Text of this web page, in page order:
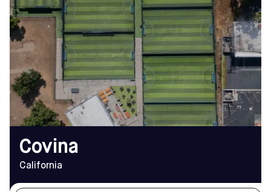
HORARIO DE
APERTURA
De lunes a viernes
14.00 h - 22.00 h
Sáb-Dom
de 8.00 a 20.00 horas
DIRECCIÓN
699 S. Barranca Ave.,
Covina, CA 91723
Cómo llegar
TELÉFONO
(323) 370-0419
EMAIL
covina@sofive.com
Covina
California